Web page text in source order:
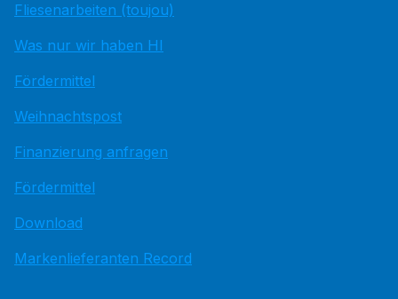
Fliesenarbeiten (toujou)
Was nur wir haben HI
Fördermittel
Weihnachtspost
Finanzierung anfragen
Fördermittel
Download
Markenlieferanten Record